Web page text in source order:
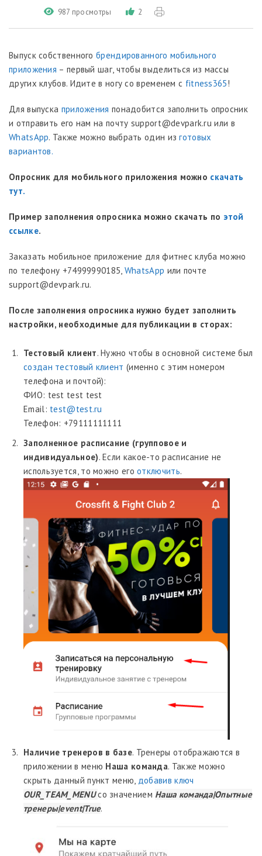
987 просмотры 2
Выпуск собственногобрендированного мобильного
приложения – первый шаг, чтобы выделиться из массы
других клубов. Идите в ногу со временем с fitness365!
Для выпуска приложения понадобится заполнить опросник
и отправить его нам на почту support@devpark.ru или в
WhatsApp. Также можно выбрать один изготовых
вариантов.
Опросник для мобильного приложения можно скачать
тут.
Пример заполнения опросника можно скачать по этой
ссылке.
Заказать мобильное приложение для фитнес клуба можно
по телефону +74999990185, WhatsApp или почте
support@devpark.ru.
После заполнения опросника нужно будет заполнить
настройки, необходимые для публикации в сторах:
Тестовый клиент. Нужно чтобы в основной системе был
создан тестовый клиент (именно с этим номером
телефона и почтой):
ФИО: test test test
Email: test@test.ru
Телефон: +79111111111
Заполненное расписание (групповое и
индивидуальное). Если какое-то расписание не
используется, то можно егоотключить.
Наличие тренеров в базе. Тренеры отображаются в
приложении в меню Наша команда. Также можно
скрыть данный пункт меню, добавив ключ
OUR_TEAM_MENU со значением Наша команда|Опытные
тренеры|event|True.